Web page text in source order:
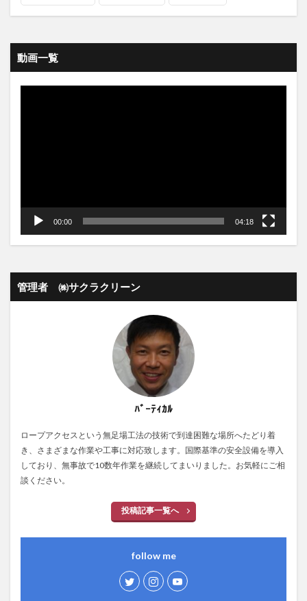
動画一覧
動
00:00 04:18
管理者 ㈱サクラクリーン
ﾊﾞｰﾃｨｶﾙ
ロープアクセスという無足場工法の技術で到達困難な場所へたどり着
き、さまざまな作業や工事に対応致します。国際基準の安全設備を導入
しており、無事故で10数年作業を継続してまいりました。お気軽にご相
談ください。
投稿記事一覧へ
follow me